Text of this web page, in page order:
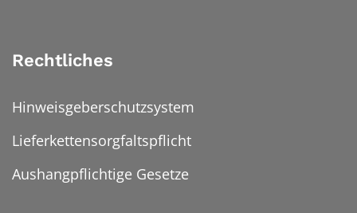
Rechtliches
Hinweisgeberschutzsystem
Lieferkettensorgfaltspflicht
Aushangpflichtige Gesetze